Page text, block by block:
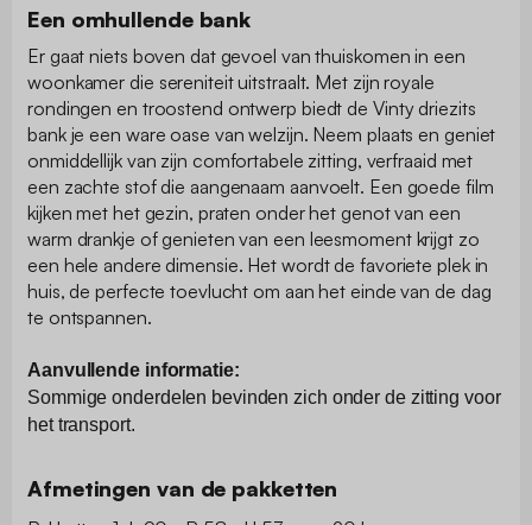
Een omhullende bank
Er gaat niets boven dat gevoel van thuiskomen in een
woonkamer die sereniteit uitstraalt. Met zijn royale
rondingen en troostend ontwerp biedt de Vinty driezits
bank je een ware oase van welzijn. Neem plaats en geniet
onmiddellijk van zijn comfortabele zitting, verfraaid met
een zachte stof die aangenaam aanvoelt. Een goede film
kijken met het gezin, praten onder het genot van een
warm drankje of genieten van een leesmoment krijgt zo
een hele andere dimensie. Het wordt de favoriete plek in
huis, de perfecte toevlucht om aan het einde van de dag
te ontspannen.
Aanvullende informatie:
Sommige onderdelen bevinden zich onder de zitting voor
het transport.
Afmetingen van de pakketten